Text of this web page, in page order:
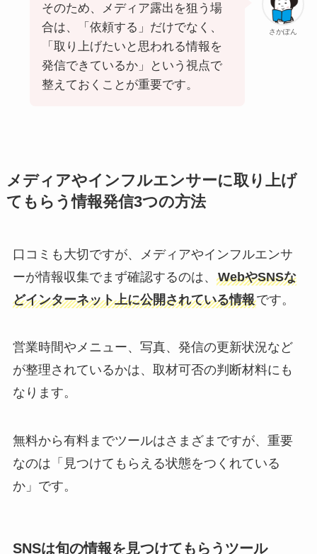
さかぽん
そのため、メディア露出を狙う場
合は、「依頼する」だけでなく、
「取り上げたいと思われる情報を
発信できているか」という視点で
整えておくことが重要です。
メディアやインフルエンサーに取り上げ
てもらう情報発信3つの方法
口コミも大切ですが、メディアやインフルエンサ
ーが情報収集でまず確認するのは、 WebやSNSな
どインターネット上に公開されている情報です。
営業時間やメニュー、写真、発信の更新状況など
が整理されているかは、取材可否の判断材料にも
なります。
無料から有料までツールはさまざまですが、重要
なのは「見つけてもらえる状態をつくれている
か」です。
SNSは旬の情報を見つけてもらうツール